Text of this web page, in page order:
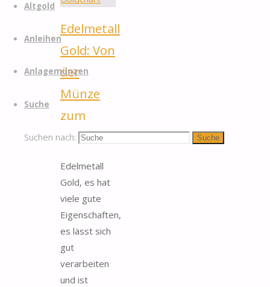
Altgold
Anleihen
Anlagemünzen
Suche
Suchen nach: Suche
Edelmetall
Gold: Von
der
Münze
zum
Goldchart
Edelmetall
Gold, es hat
viele gute
Eigenschaften,
es lässt sich
gut
verarbeiten
und ist